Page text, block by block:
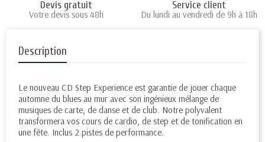
Devis gratuit
Votre devis sous 48h
Service client
Du lundi au vendredi de 9h à 18h
Description
Le nouveau CD Step Experience est garantie de jouer chaque
automne du blues au mur avec son ingénieux mélange de
musiques de carte, de danse et de club. Notre polyvalent
transformera vos cours de cardio, de step et de tonification en
une fête. Inclus 2 pistes de performance.